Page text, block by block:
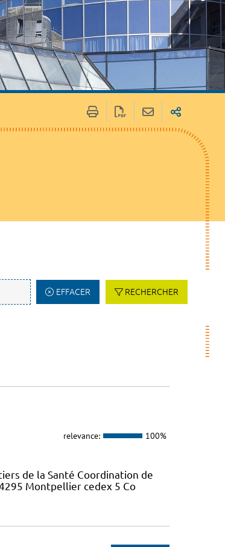
EFFACER RECHERCHER
relevance: 100%
de la Santé Coordination de
Montpellier cedex 5 Co